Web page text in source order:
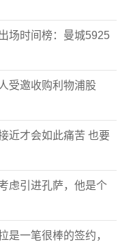
场时间榜：曼城5925
受邀收购利物浦股
近才会如此痛苦 也要
虑引进孔萨，他是个
是一笔很棒的签约，